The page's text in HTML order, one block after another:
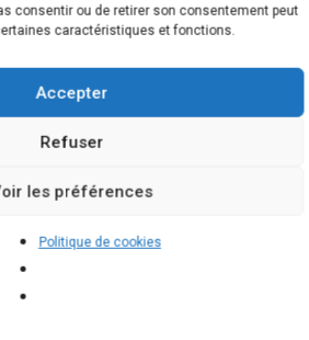
consentir ou de retirer son consentement peut
caractéristiques et fonctions.
Accepter
Refuser
les préférences
Politique de cookies
sur nos centrales
et réponses
est la différence entre les